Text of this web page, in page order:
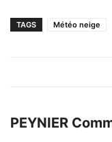
TAGS Météo neige
PEYNIER